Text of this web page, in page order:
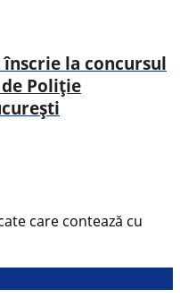
la concursul
Poliție
care contează cu